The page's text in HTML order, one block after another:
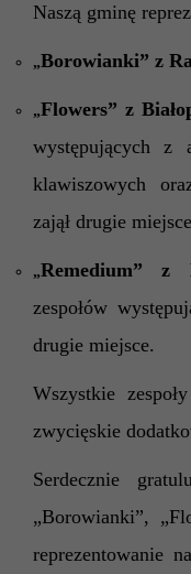
Naszą gminę
„Borowianki” z
„Flowers” z
występującychz
klawiszowych
zajął drugie miejsce
„Remedium”z
zespołów
drugie miejsce.
Wszystkie
zwycięskie
Serdecznie g
„Borowianki”,
reprezentowanie